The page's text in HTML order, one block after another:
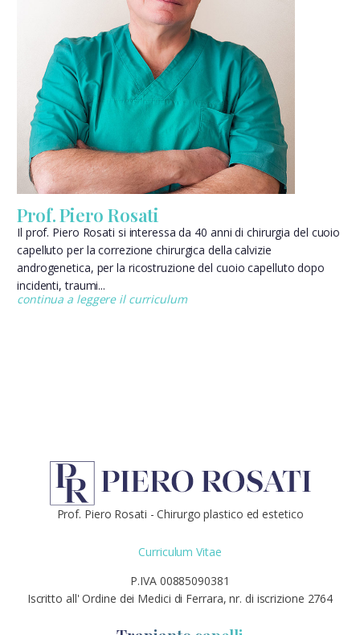
Prof. Piero Rosati
Il prof. Piero Rosati si interessa da 40 anni di chirurgia del cuoio
capelluto per la correzione chirurgica della calvizie
androgenetica, per la ricostruzione del cuoio capelluto dopo
incidenti, traumi...
continua a leggere il curriculum
Prof. Piero Rosati - Chirurgo plastico ed estetico
Curriculum Vitae
P.IVA 00885090381
Iscritto all' Ordine dei Medici di Ferrara, nr. di iscrizione 2764